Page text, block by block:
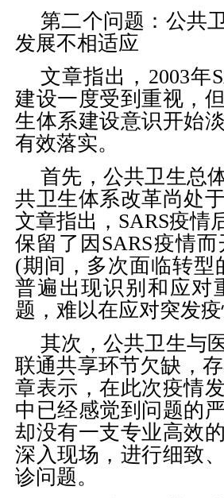
第二个问题：公共
发展不相适应
文章指出， 2003年
建设一度受到重视，
生体系建设意识开始
有效落实。
首先，公共卫生总
共卫生体系改革尚处
文章指出， SARS疫情
保留了因SARS疫情
(期间，多次面临转型
普遍出现识别和应对
题，难以在应对突发
其次，公共卫生与
联通共享环节欠缺，
章表示，在此次疫情
中已经感觉到问题的
却没有一支专业高效
深入现场，进行细致
诊问题。